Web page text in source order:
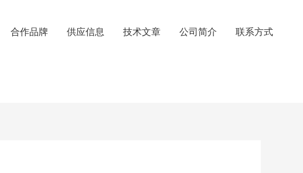
合作品牌 供应信息 技术文章 公司简介 联系方式